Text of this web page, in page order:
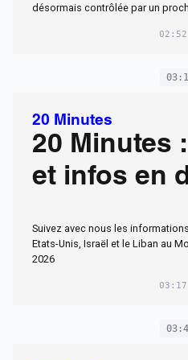
désormais contrôlée par un
02:52
20 Minutes
20 Minutes
et infos en
Suivez avec nous les
Etats-Unis, Israël et le Liban au
2026
03:17